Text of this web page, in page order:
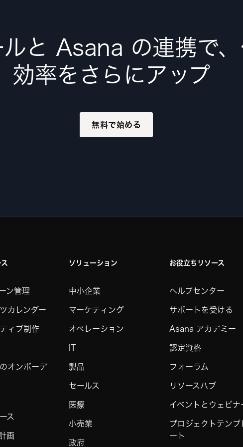
と Asana の連携で
効率をさらにアップ
無料で始める
ン管理
カレンダー
ィブ制作
オンボーデ
ス
画
ソリューション
中小企業
マーケティング
オペレーション
IT
製品
セールス
医療
小売業
政府
お役立ちリソース
ヘルプセンター
サポートを受ける
Asana アカデミー
認定資格
フォーラム
リソースハブ
イベントとウェビナ
プロジェクトテンプ
ート